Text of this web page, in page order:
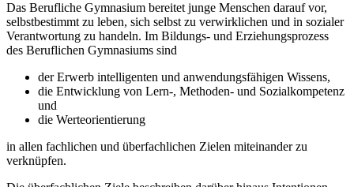
Das Berufliche Gymnasium bereitet junge Menschen darauf vor,
selbstbestimmt zu leben, sich selbst zu verwirklichen und in sozialer
Verantwortung zu handeln. Im Bildungs- und Erziehungsprozess
des Beruflichen Gymnasiums sind
der Erwerb intelligenten und anwendungsfähigen Wissens,
die Entwicklung von Lern-, Methoden- und Sozialkompetenz
und
die Werteorientierung
in allen fachlichen und überfachlichen Zielen miteinander zu
verknüpfen.